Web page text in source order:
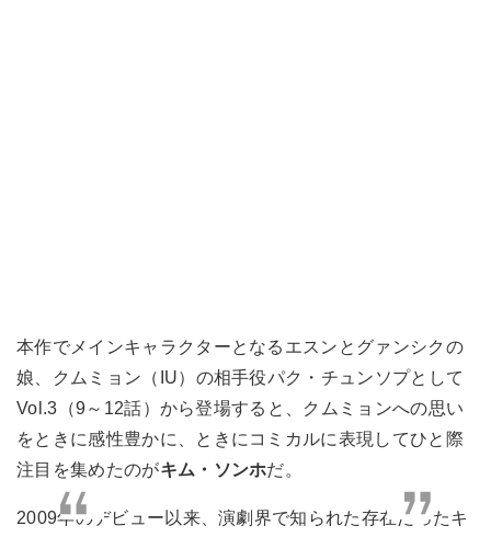
本作でメインキャラクターとなるエスンとグァンシクの
娘、クムミョン（IU）の相手役パク・チュンソプとして
Vol.3（9～12話）から登場すると、クムミョンへの思い
をときに感性豊かに、ときにコミカルに表現してひと際
注目を集めたのがキム・ソンホだ。
2009年のデビュー以来、演劇界で知られた存在だったキ